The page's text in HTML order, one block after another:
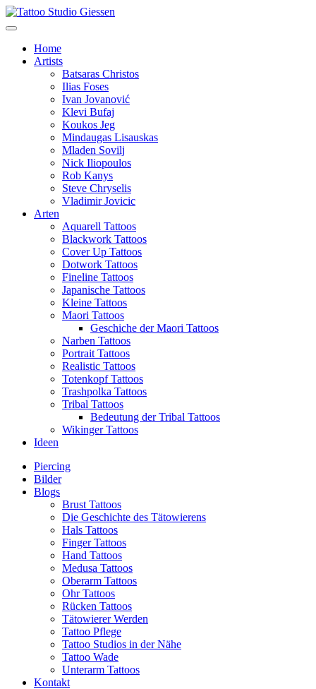
Home
Artists
Batsaras Christos
Ilias Foses
Ivan Jovanović
Klevi Bufaj
Koukos Jeg
Mindaugas Lisauskas
Mladen Sovilj
Nick Iliopoulos
Rob Kanys
Steve Chryselis
Vladimir Jovicic
Arten
Aquarell Tattoos
Blackwork Tattoos
Cover Up Tattoos
Dotwork Tattoos
Fineline Tattoos
Japanische Tattoos
Kleine Tattoos
Maori Tattoos
Geschiche der Maori Tattoos
Narben Tattoos
Portrait Tattoos
Realistic Tattoos
Totenkopf Tattoos
Trashpolka Tattoos
Tribal Tattoos
Bedeutung der Tribal Tattoos
Wikinger Tattoos
Ideen
Piercing
Bilder
Blogs
Brust Tattoos
Die Geschichte des Tätowierens
Hals Tattoos
Finger Tattoos
Hand Tattoos
Medusa Tattoos
Oberarm Tattoos
Ohr Tattoos
Rücken Tattoos
Tätowierer Werden
Tattoo Pflege
Tattoo Studios in der Nähe
Tattoo Wade
Unterarm Tattoos
Kontakt